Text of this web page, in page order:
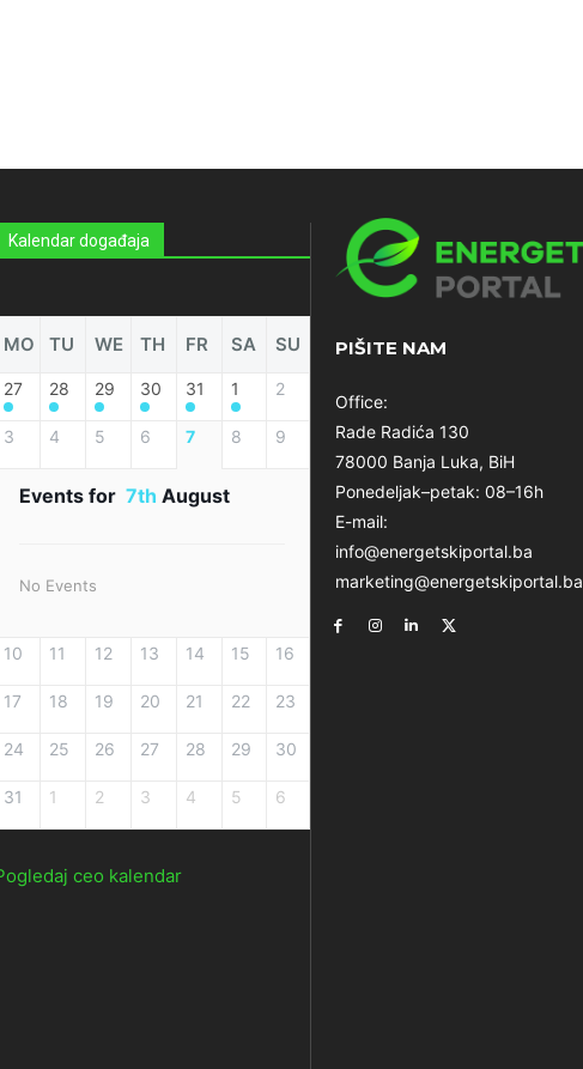
Kalendar događaja
MO TU WE TH FR SA SU
27 28 29 30 31 1 2
3 4 5 6 7 8 9
Events for 7th August
No Events
10 11 12 13 14 15 16
17 18 19 20 21 22 23
24 25 26 27 28 29 30
31 1 2 3 4 5 6
ceo kalendar
PIŠITE NAM
Office:
Rade Radića 130
78000 Banja Luka, BiH
Ponedeljak–petak: 08–16h
E-mail:
info@energetskiportal.ba
marketing@energetskiportal.ba